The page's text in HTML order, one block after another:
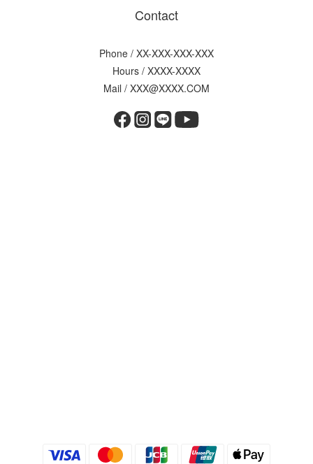
Contact
Phone / XX-XXX-XXX-XXX
Hours / XXXX-XXXX
Mail / XXX@XXXX.COM